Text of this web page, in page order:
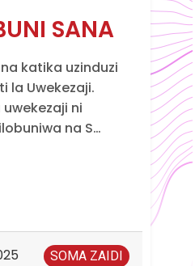
SANA
katika uzinduzi
la Uwekezaji.
ni
na S…
SOMA ZAIDI